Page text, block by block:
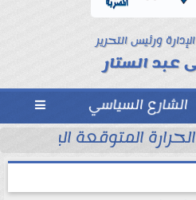
ورئيس التحرير
عبد الستار
الشارع السياسي 
اليوم الإثنين 10 أغسطس